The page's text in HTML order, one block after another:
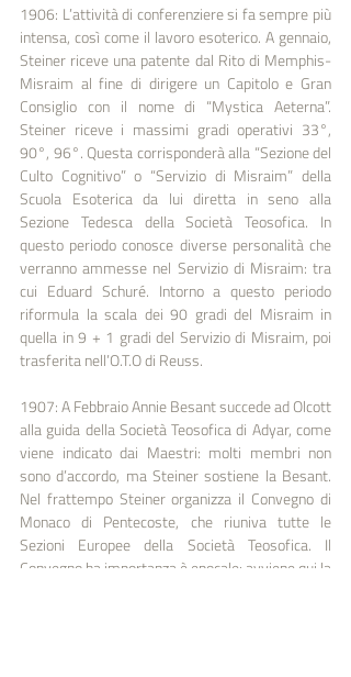
1906: L’attività di conferenziere si fa sempre più
intensa, così come il lavoro esoterico. A gennaio,
Steiner riceve una patente dal Rito di Memphis-
Misraim al fine di dirigere un Capitolo e Gran
Consiglio con il nome di “Mystica Aeterna”.
Steiner riceve i massimi gradi operativi 33°,
90°, 96°. Questa corrisponderà alla “Sezione del
Culto Cognitivo” o “Servizio di Misraim” della
Scuola Esoterica da lui diretta in seno alla
Sezione Tedesca della Società Teosofica. In
questo periodo conosce diverse personalità che
verranno ammesse nel Servizio di Misraim: tra
cui Eduard Schuré. Intorno a questo periodo
riformula la scala dei 90 gradi del Misraim in
quella in 9 + 1 gradi del Servizio di Misraim, poi
trasferita nell’O.T.O di Reuss.
1907: A Febbraio Annie Besant succede ad Olcott
alla guida della Società Teosofica di Adyar, come
viene indicato dai Maestri: molti membri non
sono d’accordo, ma Steiner sostiene la Besant.
Nel frattempo Steiner organizza il Convegno di
Monaco di Pentecoste, che riuniva tutte le
Sezioni Europee della Società Teosofica. Il
Convegno ha importanza è epocale: avviene qui la